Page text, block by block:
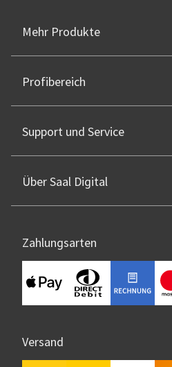
Mehr Produkte
Profibereich
Support und Service
Über Saal Digital
Zahlungsarten
Versand